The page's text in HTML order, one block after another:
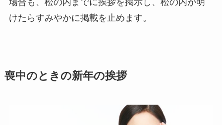
場合も、松の内までに挨拶を掲示し、松の内が明
けたらすみやかに掲載を止めます。
喪中のときの新年の挨拶